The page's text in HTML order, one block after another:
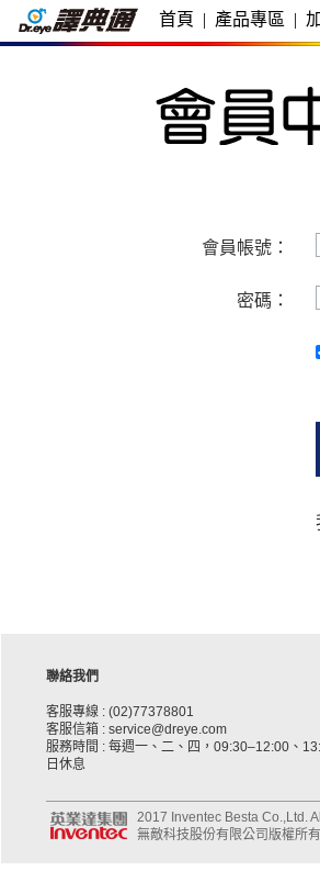
首頁 | 產品專區 |
會員帳號：
密碼：
聯絡我們
客服專線 : (02)77378801
客服信箱 : service@dreye.com
服務時間 : 每週一、二、四，09:30–12:00、
日休息
2017 Inventec Besta Co.,Ltd.
無敵科技股份有限公司版權所有